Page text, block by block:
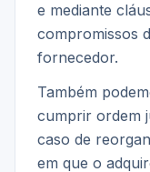
e mediante
compromissos
fornecedor.
Também
cumprir ordem
caso de
em que o